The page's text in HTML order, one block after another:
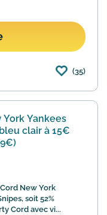
(35)
Yankees
clair à 15€
New York
soit 52%
Cord avec vi...